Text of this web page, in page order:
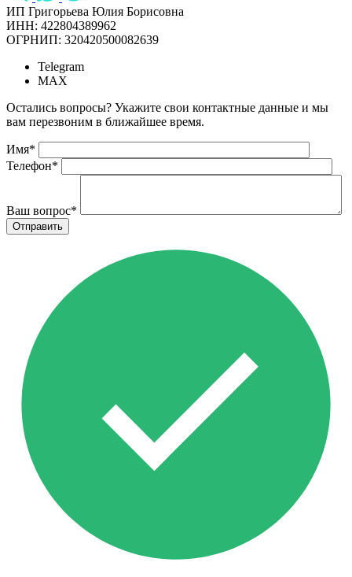
ИП Григорьева Юлия Борисовна
ИНН: 422804389962
ОГРНИП: 320420500082639
Telegram
MAX
Остались вопросы? Укажите свои контактные данные и мы
вам перезвоним в ближайшее время.
Имя*
Телефон*
Ваш вопрос*